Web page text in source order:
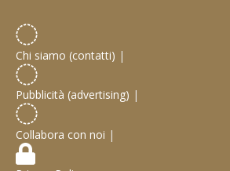
Chi siamo (contatti) |
Pubblicità (advertising) |
Collabora con noi |